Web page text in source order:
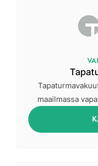
maailmassa